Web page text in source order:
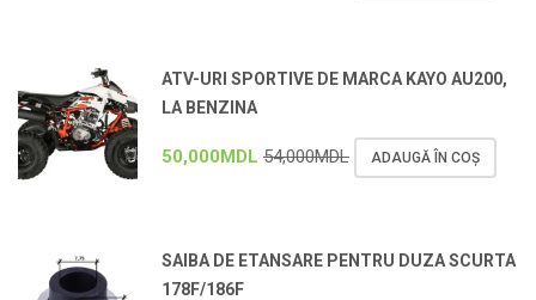
ATV-URI SPORTIVE DE MARCA KAYO AU200,
LA BENZINA
50,000MDL 54,000MDL ADAUGĂ ÎN COȘ
SAIBA DE ETANSARE PENTRU DUZA SCURTA
178F/186F